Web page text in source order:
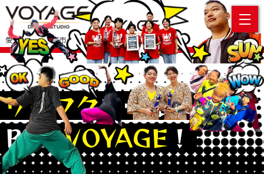
愛知県北名古屋市のダンススクール
ワクワクを一緒に
BonVOYAGE ！